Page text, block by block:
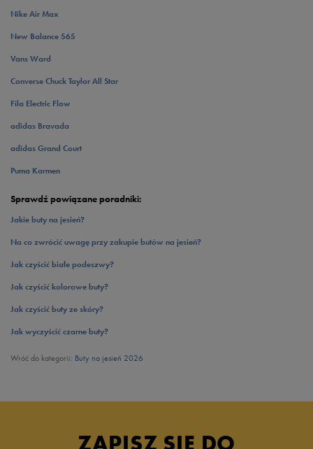
Nike Air Max
New Balance 565
Vans Ward
Converse Chuck Taylor All Star
Fila Electric Flow
adidas Bravada
adidas Grand Court
Puma Karmen
Sprawdź powiązane poradniki:
Jakie buty na jesień?
Na co zwrócić uwagę przy zakupie butów na jesień?
Jak czyścić białe podeszwy?
Jak czyścić kolorowe buty?
Jak czyścić buty ze skóry?
Jak wyczyścić czarne buty?
Wróć do kategorii: Buty na jesień 2026